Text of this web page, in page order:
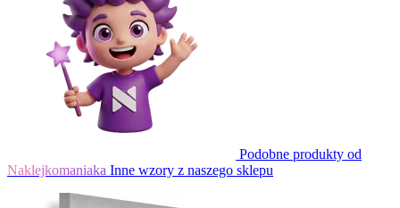
Podobne produkty od
Naklejkomaniaka Inne wzory z naszego sklepu